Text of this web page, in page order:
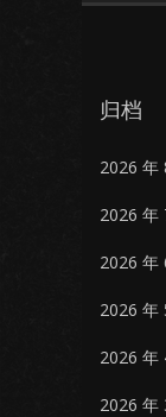
归档
2026 年
2026 年
2026 年
2026 年
2026 年
2026 年